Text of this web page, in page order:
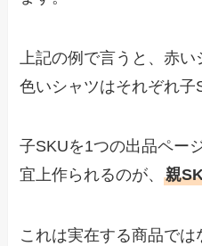
上記の例で言うと、赤
色いシャツはそれぞれ子
子SKUを1つの出品ペー
宜上作られるのが、親
これは実在する商品で